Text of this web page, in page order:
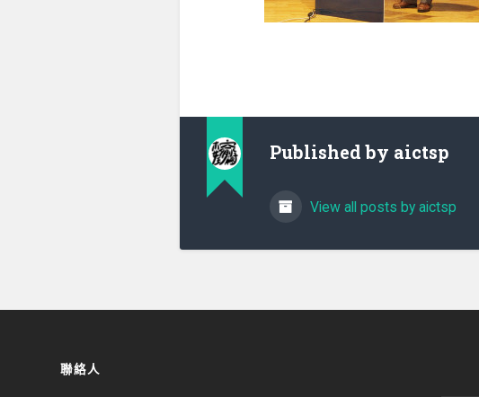
Published by aictsp
View all posts by aictsp
聯絡人